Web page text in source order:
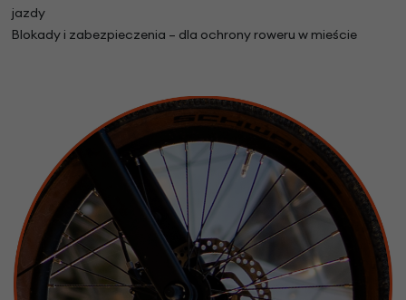
jazdy
Blokady i zabezpieczenia – dla ochrony roweru w mieście